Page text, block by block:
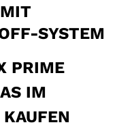
SYSTEM
PRIME
IM